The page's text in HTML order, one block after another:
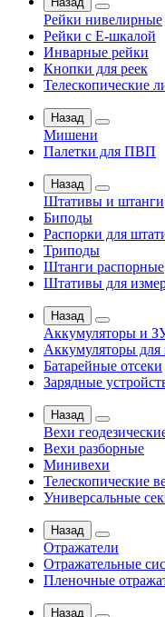
Рейки нивелирные
Рейки с Е-шкалой
Инварные рейки
Кнопки для реек
Телескопические
Назад
Мишени
Палетки для ПВП
Назад
Штативы и штанги
Биподы
Распорки для
Триподы
Штанги распорные
Штативы для
Назад
Аккумуляторы и
Аккумуляторы для
Батарейные отсеки
Зарядные
Назад
Вехи
Вехи разборные
Минивехи
Телескопические
Универсальные
Назад
Отражатели
Отражательные
Пленочные
Назад